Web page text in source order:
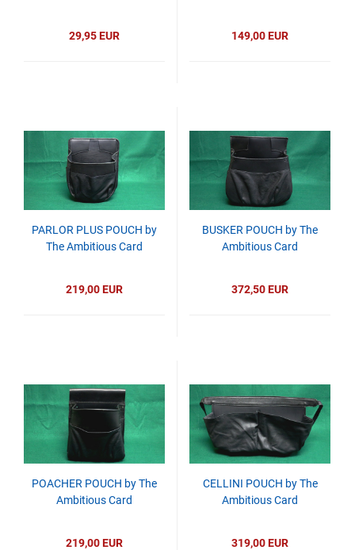
29,95 EUR 149,00 EUR
PARLOR PLUS POUCH by
The Ambitious Card
219,00 EUR
BUSKER POUCH by The
Ambitious Card
372,50 EUR
POACHER POUCH by The
Ambitious Card
219,00 EUR
CELLINI POUCH by The
Ambitious Card
319,00 EUR